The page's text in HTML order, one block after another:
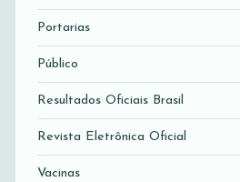
Portarias
Público
Resultados Oficiais Brasil
Revista Eletrônica Oficial
Vacinas